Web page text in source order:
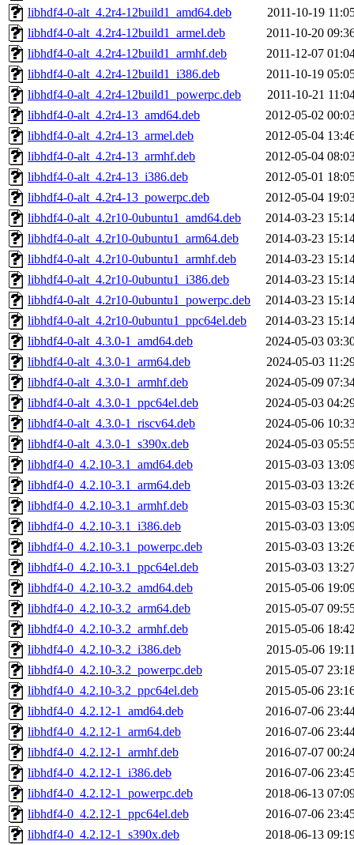
libhdf4-0-alt_4.2r4-12build1_amd64.deb
2011-10-19
libhdf4-0-alt_4.2r4-12build1_armel.deb
2011-10-20
libhdf4-0-alt_4.2r4-12build1_armhf.deb
2011-12-07
libhdf4-0-alt_4.2r4-12build1_i386.deb
2011-10-19
libhdf4-0-alt_4.2r4-12build1_powerpc.deb
2011-10-21
libhdf4-0-alt_4.2r4-13_amd64.deb
2012-05-02
libhdf4-0-alt_4.2r4-13_armel.deb
2012-05-04
libhdf4-0-alt_4.2r4-13_armhf.deb
2012-05-04
libhdf4-0-alt_4.2r4-13_i386.deb
2012-05-01
libhdf4-0-alt_4.2r4-13_powerpc.deb
2012-05-04
libhdf4-0-alt_4.2r10-0ubuntu1_amd64.deb
2014-03-23
libhdf4-0-alt_4.2r10-0ubuntu1_arm64.deb
2014-03-23
libhdf4-0-alt_4.2r10-0ubuntu1_armhf.deb
2014-03-23
libhdf4-0-alt_4.2r10-0ubuntu1_i386.deb
2014-03-23
libhdf4-0-alt_4.2r10-0ubuntu1_powerpc.deb
2014-03-23
libhdf4-0-alt_4.2r10-0ubuntu1_ppc64el.deb
2014-03-23
libhdf4-0-alt_4.3.0-1_amd64.deb
2024-05-03
libhdf4-0-alt_4.3.0-1_arm64.deb
2024-05-03
libhdf4-0-alt_4.3.0-1_armhf.deb
2024-05-09
libhdf4-0-alt_4.3.0-1_ppc64el.deb
2024-05-03
libhdf4-0-alt_4.3.0-1_riscv64.deb
2024-05-06
libhdf4-0-alt_4.3.0-1_s390x.deb
2024-05-03
libhdf4-0_4.2.10-3.1_amd64.deb
2015-03-03
libhdf4-0_4.2.10-3.1_arm64.deb
2015-03-03
libhdf4-0_4.2.10-3.1_armhf.deb
2015-03-03
libhdf4-0_4.2.10-3.1_i386.deb
2015-03-03
libhdf4-0_4.2.10-3.1_powerpc.deb
2015-03-03
libhdf4-0_4.2.10-3.1_ppc64el.deb
2015-03-03
libhdf4-0_4.2.10-3.2_amd64.deb
2015-05-06
libhdf4-0_4.2.10-3.2_arm64.deb
2015-05-07
libhdf4-0_4.2.10-3.2_armhf.deb
2015-05-06
libhdf4-0_4.2.10-3.2_i386.deb
2015-05-06
libhdf4-0_4.2.10-3.2_powerpc.deb
2015-05-07
libhdf4-0_4.2.10-3.2_ppc64el.deb
2015-05-06
libhdf4-0_4.2.12-1_amd64.deb
2016-07-06
libhdf4-0_4.2.12-1_arm64.deb
2016-07-06
libhdf4-0_4.2.12-1_armhf.deb
2016-07-07
libhdf4-0_4.2.12-1_i386.deb
2016-07-06
libhdf4-0_4.2.12-1_powerpc.deb
2018-06-13
libhdf4-0_4.2.12-1_ppc64el.deb
2016-07-06
libhdf4-0_4.2.12-1_s390x.deb
2018-06-13